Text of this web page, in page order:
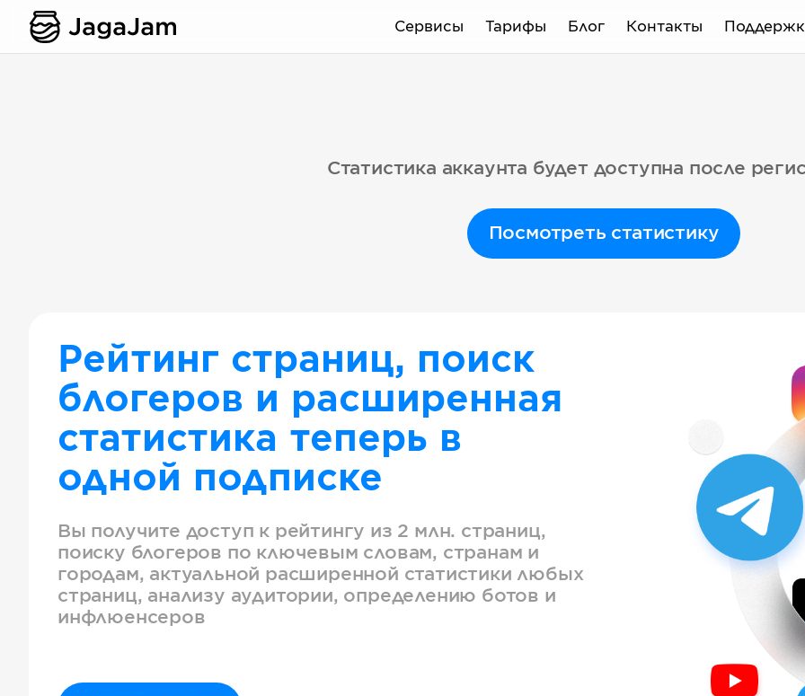
Сервисы Тарифы Блог Контакты
Статистика аккаунта будет доступна после
Посмотреть статистику
Рейтинг страниц, поиск
блогеров и расширенная
статистика теперь в
одной подписке
Вы получите доступ к рейтингу из 2 млн. страниц,
поиску блогеров по ключевым словам, странам и
городам, актуальной расширенной статистики любых
страниц, анализу аудитории, определению ботов и
инфлюенсеров